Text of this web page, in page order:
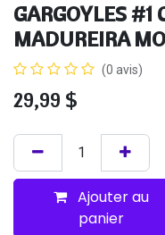
GARGOYLES #1
MADUREIRA
(0 avis)
29,99 $
Ajouter au
panier